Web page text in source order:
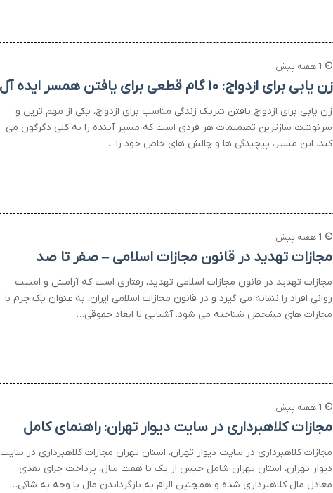
1 هفته پیش
زن یابی برای ازدواج: ۱۰ گام قطعی برای یافتن همسر ایده آل
زن یابی برای ازدواج یافتن شریک زندگی مناسب برای ازدواج، یکی از مهم ترین و
سرنوشت سازترین تصمیمات هر فردی است که مسیر آینده را به کلی دگرگون می
کند. این مسیر، پیچیدگی ها و چالش های خاص خود را…
1 هفته پیش
مجازات تهدید در قانون مجازات اسلامی – صفر تا صد
مجازات تهدید در قانون مجازات اسلامی تهدید، رفتاری است که آرامش و امنیت
روانی افراد را نشانه می گیرد و در قانون مجازات اسلامی ایران، به عنوان یک جرم با
مجازات های مشخص شناخته می شود. آشنایی با ابعاد حقوقی…
1 هفته پیش
مجازات کلاهبرداری در سایت دیوار تهران: راهنمای کامل
مجازات کلاهبرداری در سایت دیوار تهران، استان تهران مجازات کلاهبرداری در سایت
دیوار تهران، استان تهران شامل حبس از یک تا هفت سال، پرداخت جزای نقدی
معادل مال کلاهبرداری شده و همچنین الزام به بازگرداندن مال یا وجه به شاکی…